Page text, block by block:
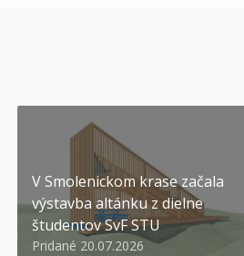
V Smolenickom krase začala
výstavba altánku z dielne
študentov SvF STU
Pridané 20.07.2026